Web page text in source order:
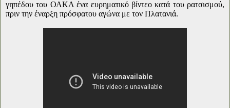
γηπέδου του ΟΑΚΑ ένα ευρηματικό βίντεο κατά του ρατσισμού,
πριν την έναρξη πρόσφατου αγώνα με τον Πλατανιά.